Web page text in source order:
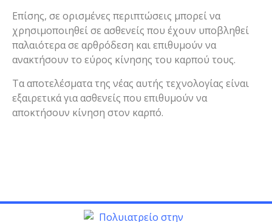
Επίσης, σε ορισμένες περιπτώσεις μπορεί να
χρησιμοποιηθεί σε ασθενείς που έχουν υποβληθεί
παλαιότερα σε αρθρόδεση και επιθυμούν να
ανακτήσουν το εύρος κίνησης του καρπού τους.
Τα αποτελέσματα της νέας αυτής τεχνολογίας είναι
εξαιρετικά για ασθενείς που επιθυμούν να
αποκτήσουν κίνηση στον καρπό.